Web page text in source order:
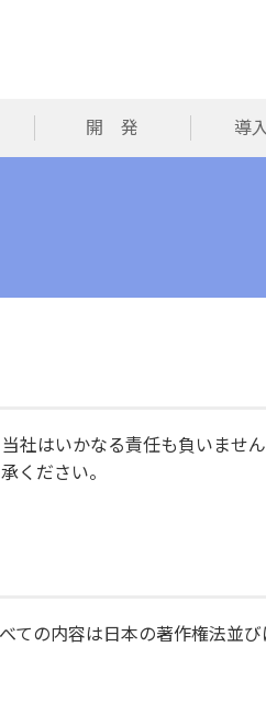
開 発 導
社はいかなる責任も負いませ
ください。
ての内容は日本の著作権法並